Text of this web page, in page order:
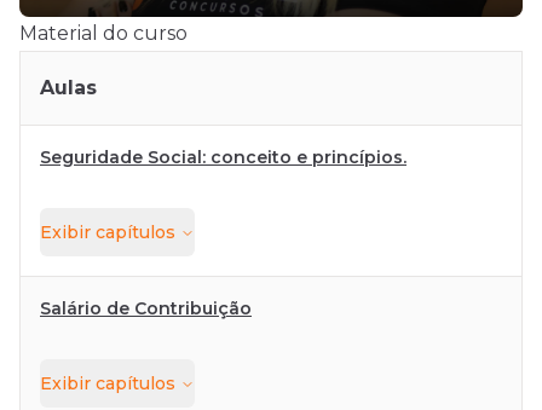
Material do curso
Aulas
Seguridade Social: conceito e princípios.
Exibir capítulos
Salário de Contribuição
Exibir capítulos